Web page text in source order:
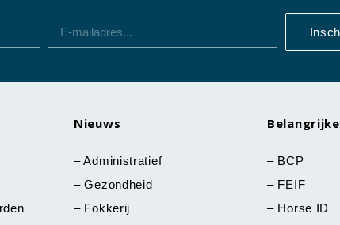
Nieuws
–Administratief
–Gezondheid
– Fokkerij
– BCP
– FEIF
–Horse ID